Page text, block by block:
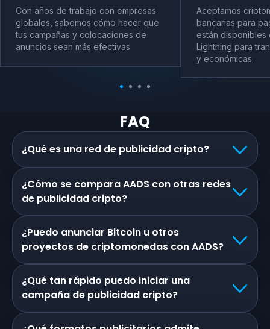
Con años de trabajo con empresas
globales, sabemos cómo hacer que
tus campañas y colocaciones de
anuncios sean más efectivas
Aceptamos
bancarias para
están disponibles
Lightning para
y económicas
FAQ
¿Qué es una red de publicidad cripto?
¿Cómo se compara AADS con otras redes
de publicidad cripto?
¿Puedo anunciar Bitcoin u otros
proyectos de criptomonedas con AADS?
¿Qué tan rápido puedo iniciar una
campaña de publicidad cripto?